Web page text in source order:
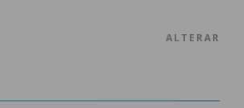
ALTERAR